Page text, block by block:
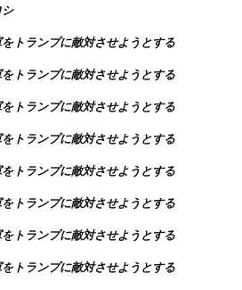
トランプに敵対させようとする
トランプに敵対させようとする
トランプに敵対させようとする
トランプに敵対させようとする
トランプに敵対させようとする
トランプに敵対させようとする
トランプに敵対させようとする
トランプに敵対させようとする